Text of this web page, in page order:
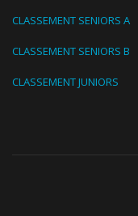
CLASSEMENT SENIORS A
CLASSEMENT SENIORS B
CLASSEMENT JUNIORS